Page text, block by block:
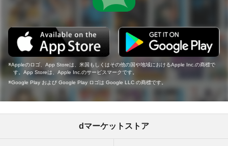
Appleのロゴ、App Storeは、米国もしくはその他の国や地域におけるApple Inc.の商標で
す。App Storeは、Apple Inc.のサービスマークです。
Google Play および Google Play ロゴは Google LLC の商標です。
dマーケットストア